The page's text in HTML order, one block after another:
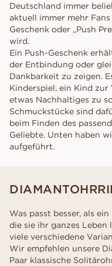
Deutschland immer
aktuell immer mehr
Geschenk oder „Push
wird.
Ein Push-Geschenk
der Entbindung oder
Dankbarkeit zu zeigen.
Kinderspiel, ein Kind
etwas Nachhaltiges zu
Schmuckstücke sind
beim Finden des
Geliebte. Unten haben
aufgeführt.
Was passt besser, als
die sie ihr ganzes
viele verschiedene
Wir empfehlen unsere
Paar klassische